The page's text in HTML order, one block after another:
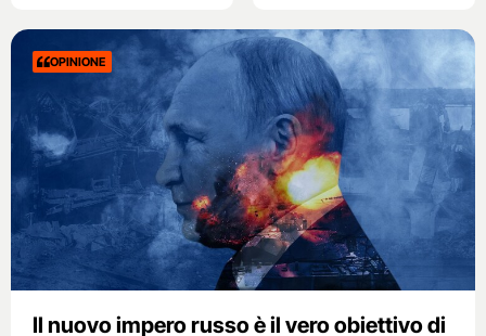
OPINIONE
Il nuovo impero russo è il vero obiettivo di